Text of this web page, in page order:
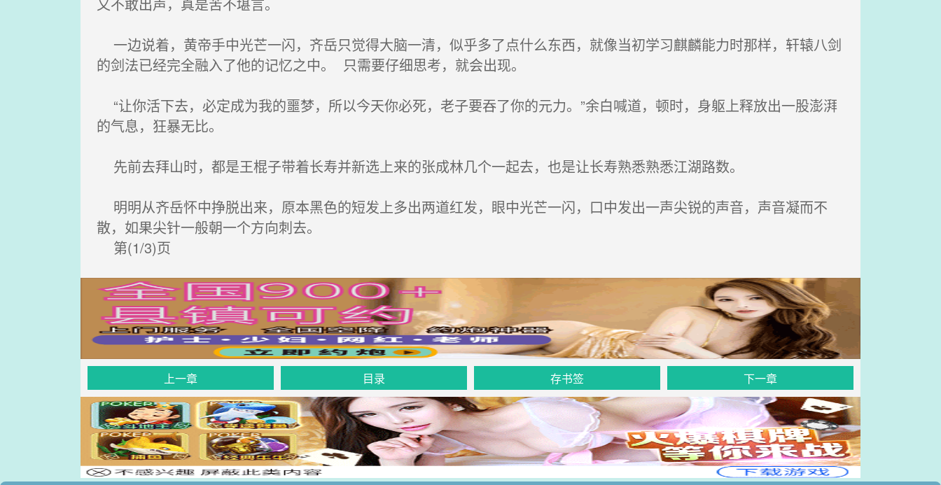
一边说着，黄帝手中光芒一闪，齐岳只觉得大脑一清，似乎多了点什么东西，就像当初学习麒麟能力时那样，轩辕八剑
的剑法已经完全融入了他的记忆之中。 只需要仔细思考，就会出现。
“让你活下去，必定成为我的噩梦，所以今天你必死，老子要吞了你的元力。”余白喊道，顿时，身躯上释放出一股澎湃
的气息，狂暴无比。
先前去拜山时，都是王棍子带着长寿并新选上来的张成林几个一起去，也是让长寿熟悉熟悉江湖路数。
明明从齐岳怀中挣脱出来，原本黑色的短发上多出两道红发，眼中光芒一闪，口中发出一声尖锐的声音，声音凝而不
散，如果尖针一般朝一个方向刺去。
第(1/3)页
上一章 目录 存书签 下一章